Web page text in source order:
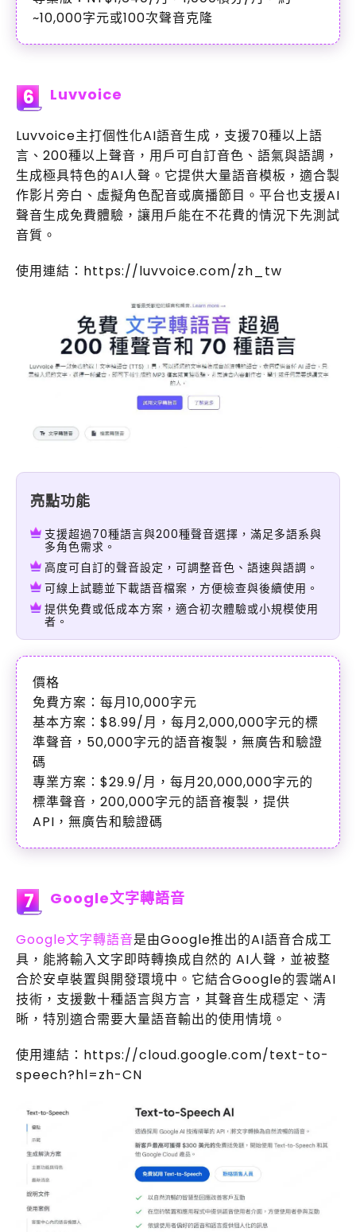
~10,000字元或100次聲音克隆
6 Luvvoice
Luvvoice主打個性化AI語音生成，支援70種以上語
言、200種以上聲音，用戶可自訂音色、語氣與語調，
生成極具特色的AI人聲。它提供大量語音模板，適合製
作影片旁白、虛擬角色配音或廣播節目。平台也支援AI
聲音生成免費體驗，讓用戶能在不花費的情況下先測試
音質。
使用連結：https://luvvoice.com/zh_tw
亮點功能
支援超過70種語言與200種聲音選擇，滿足多語系與
多角色需求。
高度可自訂的聲音設定，可調整音色、語速與語調。
可線上試聽並下載語音檔案，方便檢查與後續使用。
提供免費或低成本方案，適合初次體驗或小規模使用
者。
價格
免費方案：每月10,000字元
基本方案：$8.99/月，每月2,000,000字元的標
準聲音，50,000字元的語音複製，無廣告和驗證
碼
專業方案：$29.9/月，每月20,000,000字元的
標準聲音，200,000字元的語音複製，提供
API，無廣告和驗證碼
7 Google文字轉語音
Google文字轉語音是由Google推出的AI語音合成工
具，能將輸入文字即時轉換成自然的 AI人聲，並被整
合於安卓裝置與開發環境中。它結合Google的雲端AI
技術，支援數十種語言與方言，其聲音生成穩定、清
晰，特別適合需要大量語音輸出的使用情境。
使用連結：https://cloud.google.com/text-to-
speech?hl=zh-CN